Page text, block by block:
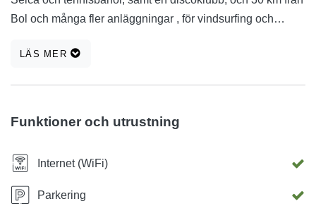
Bol och många fler anläggningar , för vindsurfing och
LÄS MER
Funktioner och utrustning
Internet (WiFi)
Parkering